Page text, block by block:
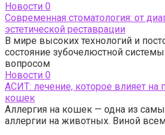
Новости 0
Современная стоматология: от
эстетической реставрации
В мире высоких технологий и
состояние зубочелюстной системы
вопросом
Новости 0
АСИТ: лечение, которое влияет на
кошек
Аллергия на кошек — одна из
аллергии на животных. Виной